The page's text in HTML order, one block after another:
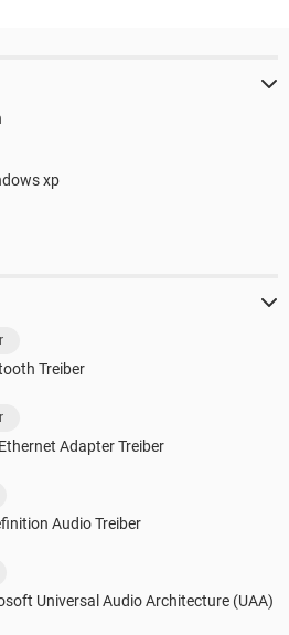
xp
Treiber
Adapter Treiber
Audio Treiber
Universal Audio Architecture (UAA)